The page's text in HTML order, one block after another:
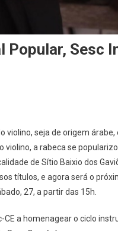
Sesc
seja de origem árabe,
a rabeca se
de Sítio Baixio dos
títulos, e agora será o
27, a partir das 15h.
a homenagear o ciclo